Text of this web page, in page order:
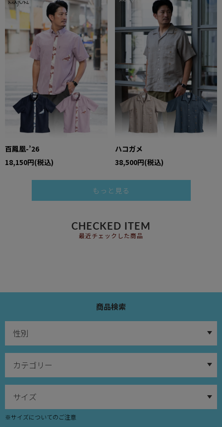
百鳳凰-’26
18,150円(税込)
ハコガメ
38,500円(税込)
もっと見る
CHECKED ITEM
最近チェックした商品
商品検索
※サイズについてのご注意